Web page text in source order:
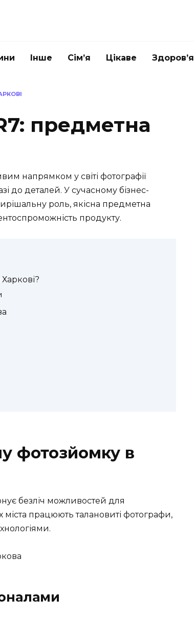
Інше Сім’я Цікаве Здоров’я
предметна
напрямком у світі фотографії
до деталей. У сучасному бізнес-
роль, якісна предметна
продукту.
фотозйомку в
безліч можливостей для
працюють талановиті фотографи,